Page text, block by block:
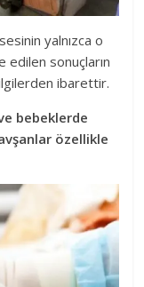
yalnızca o
sonuçların
ibarettir.
bebeklerde
özellikle